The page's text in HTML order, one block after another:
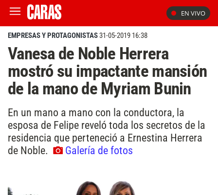
EN VIVO
EMPRESAS Y PROTAGONISTAS31-05-2019 16:38
Vanesa de Noble Herrera
mostró su impactante mansión
de la mano de Myriam Bunin
En un mano a mano con la conductora, la
esposa de Felipe reveló toda los secretos de la
residencia que perteneció a Ernestina Herrera
de Noble.
Galería de fotos